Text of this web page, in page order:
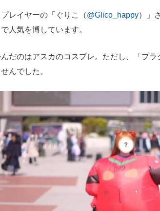
レイヤーの「ぐりこ（@Glico_happy）」
人気を博しています。
だのはアスカのコスプレ。ただし、「プラ
んでした。